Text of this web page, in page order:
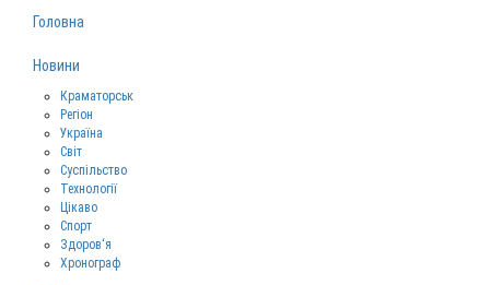
Головна
Новини
Краматорськ
Регіон
Україна
Світ
Суспільство
Технології
Цікаво
Спорт
Здоров‘я
Хронограф